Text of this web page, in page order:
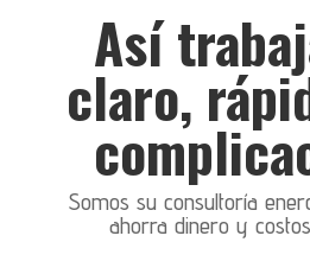
Así
claro,
Somos su consultoría
ahorra dinero y